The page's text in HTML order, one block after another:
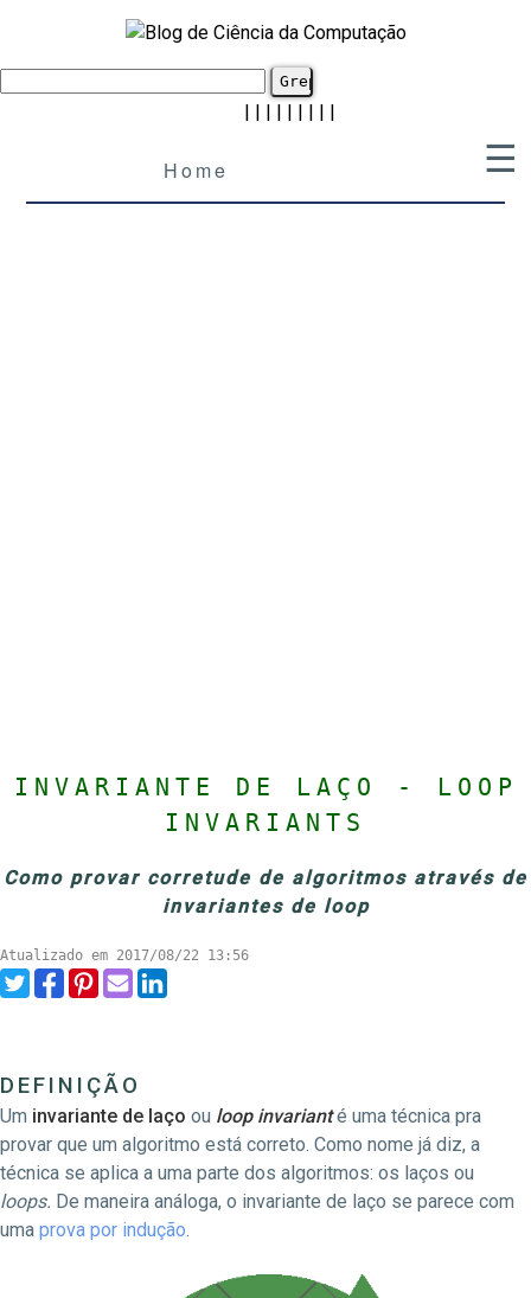
Home
| | | | | | | | |
☰
INVARIANTE DE LAÇO - LOOP
INVARIANTS
Como provar corretude de algoritmos através de
invariantes de loop
Atualizado em 2017/08/22 13:56
DEFINIÇÃO
Um invariante de laço ou loop invarianté uma técnica pra
provar que um algoritmo está correto. Como nome já diz, a
técnica se aplica a uma parte dos algoritmos: os laços ou
loops. De maneira análoga, o invariante de laço se parece com
uma prova por indução.